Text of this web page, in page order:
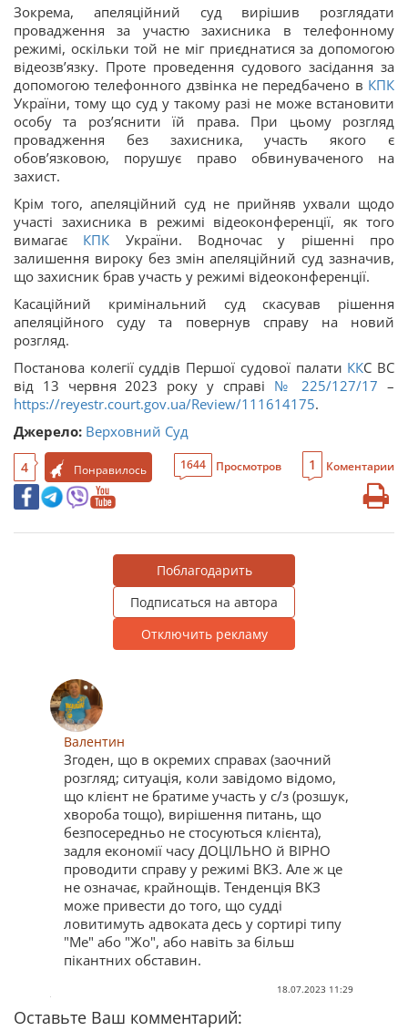
Зокрема, апеляційний суд вирішив розглядати
провадження за участю захисника в телефонному
режимі, оскільки той не міг приєднатися за допомогою
відеозв’язку. Проте проведення судового засідання за
допомогою телефонного дзвінка не передбачено в КПК
України, тому що суд у такому разі не може встановити
особу та роз’яснити їй права. При цьому розгляд
провадження без захисника, участь якого є
обов’язковою, порушує право обвинуваченого на
захист.
Крім того, апеляційний суд не прийняв ухвали щодо
участі захисника в режимі відеоконференції, як того
вимагає КПК України. Водночас у рішенні про
залишення вироку без змін апеляційний суд зазначив,
що захисник брав участь у режимі відеоконференції.
Касаційний кримінальний суд скасував рішення
апеляційного суду та повернув справу на новий
розгляд.
Постанова колегії суддів Першої судової палати ККС ВС
від 13 червня 2023 року у справі № 225/127/17 –
https://reyestr.court.gov.ua/Review/111614175.
Джерело: Верховний Суд
4 Понравилось 1644 Просмотров 1 Коментарии
Поблагодарить
Подписаться на автора
Отключить рекламу
Валентин
Згоден, що в окремих справах (заочний
розгляд; ситуація, коли завідомо відомо,
що клієнт не братиме участь у с/з (розшук,
хвороба тощо), вирішення питань, що
безпосередньо не стосуються клієнта),
задля економії часу ДОЦІЛЬНО й ВІРНО
проводити справу у режимі ВКЗ. Але ж це
не означає, крайнощів. Тенденція ВКЗ
може привести до того, що судді
ловитимуть адвоката десь у сортирі типу
"Ме" або "Жо", або навіть за більш
пікантних обставин.
18.07.2023 11:29
Оставьте Ваш комментарий: